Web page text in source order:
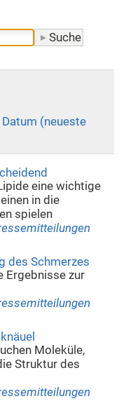
Datum (neueste
eine wichtige
in die
spielen
des Schmerzes
Ergebnisse zur
Moleküle,
Struktur des